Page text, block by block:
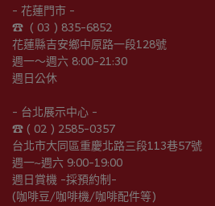
- 花蓮門市 -
☎︎  ( 03 ) 835-6852
花蓮縣吉安鄉中原路一段128號
週一～週六 8:00-21:30
週日公休
- 台北展示中心 -
☎︎ ( 02 ) 2585-0357
台北市大同區重慶北路三段113巷57號
週一~週六 9:00-19:00
週日賞機 -採預約制-
(咖啡豆/咖啡機/咖啡配件等)